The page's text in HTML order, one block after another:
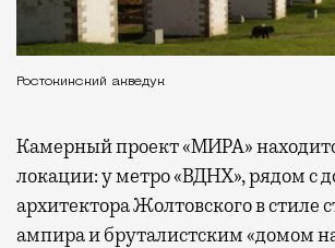
Ростокинский акведук
Камерный проект «МИРА»
локации: у метро «ВДНХ», рядом с
архитектора Жолтовского в стиле
ампира и бруталистским «домом